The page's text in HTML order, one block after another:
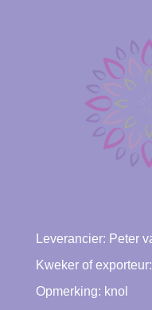
Leverancier: Peter
Kweker of exporteur:
Opmerking: knol